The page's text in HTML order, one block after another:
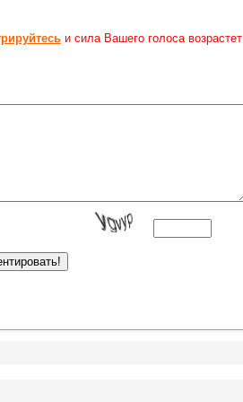
и сила Вашего голоса возрастет